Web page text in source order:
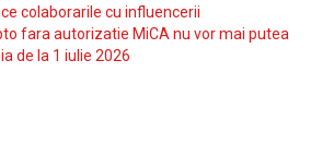
colaborarile cu influencerii
fara autorizatie MiCA nu vor mai putea
de la 1 iulie 2026